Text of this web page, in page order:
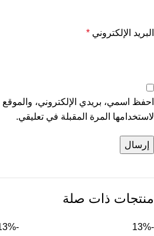
البريد الإلكتروني *
احفظ اسمي، بريدي الإلكتروني،
لاستخدامها المرة المقبلة في تعليقي.
منتجات ذات صلة
-13%
-13%